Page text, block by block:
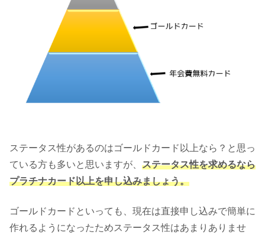
ステータス性があるのはゴールドカード以上なら？と思っ
ている方も多いと思いますが、 ステータス性を求めるなら
プラチナカード以上を申し込みましょう。
ゴールドカードといっても、現在は直接申し込みで簡単に
作れるようになったためステータス性はあまりありませ